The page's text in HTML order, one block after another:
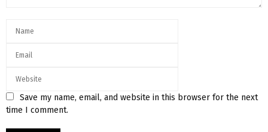
Save my name, email, and website in this browser for the next
time I comment.